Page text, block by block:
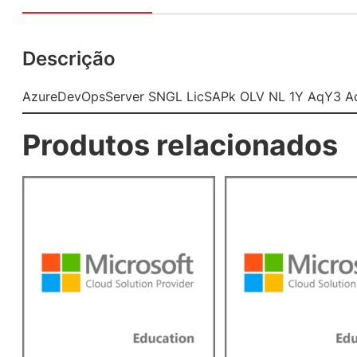
Descrição
AzureDevOpsServer SNGL LicSAPk OLV NL 1Y AqY3
Produtos relacionados